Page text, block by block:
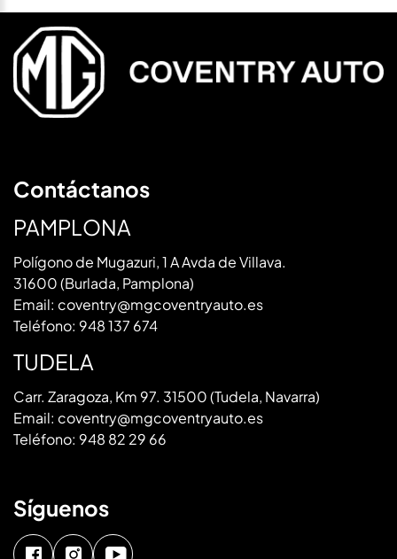
Contáctanos
PAMPLONA
Polígono de Mugazuri, 1 A Avda de Villava.
31600 (Burlada, Pamplona)
Email: coventry@mgcoventryauto.es
Teléfono: 948 137 674
TUDELA
Carr. Zaragoza, Km 97. 31500 (Tudela, Navarra)
Email: coventry@mgcoventryauto.es
Teléfono: 948 82 29 66
Síguenos